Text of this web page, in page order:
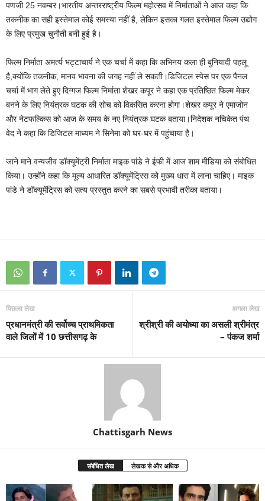
पणजी 25 नवम्बर।भारतीय अन्तरराष्ट्रीय फिल्म महोत्सव में निर्माताओं ने आज कहा कि
तकनीक का सही इस्तेमाल कोई समस्या नहीं है, लेकिन इसका गलत इस्तेमाल फिल्म उद्योग
के लिए प्रमुख चुनौती बनी हुई है।
फिल्म निर्माता अमर्त्य भट्टाचार्य ने एक चर्चा में कहा कि अभिनय कला ही बुनियादी पहलू
है,क्योंकि तकनीक, मानव भावना की जगह नहीं ले सकती।डि‍जि‍टल स्‍पेस पर एक पैनल
चर्चा में भाग लेते हुए दि‍ग्गज फिल्‍म निर्माता शेखर कपूर ने कहा एक प्रतिष्‍ठित फिल्‍म मेकर
बनने के लिए नियंत्रक घटक की सोच को विकसित करना होगा।शेखर कपूर ने एमाजोन
और नेटफल्किस को आज के समय के नए नियंत्रक घटक बताया।निदेशक नचिकेत पंथ
वेद ने कहा कि डिजिटल माध्‍यम ने सिनेमा को घर-घर में पहुंचाया है।
जाने माने वन्‍यजीव डॉक्‍यूमेंट्री निर्माता माइक पांडे ने ईफी में आज शाम मीडिया को संबोधित
किया। उन्‍होंने कहा कि मूल्‍य आ‍धारित डॉक्‍यूमेंट्रिस को मुख्‍य धारा में लाना चाहिए। माइक
पांडे ने डॉक्‍यूमेंट्रिस को सत्‍य प्रस्‍तुत करने का सबसे प्रभावी तरीका बताया।
पिछला लेख
प्रधानमंत्री की सर्वोच्च प्राथमिकता
वाले जिलों में 10 छत्तीसगढ़ के
अगला लेख
श्रीश्री की अयोध्या का असली श्रीमंत्र
– पंकज शर्मा
Chattisgarh News
संबंधित लेख लेखक से और अधिक